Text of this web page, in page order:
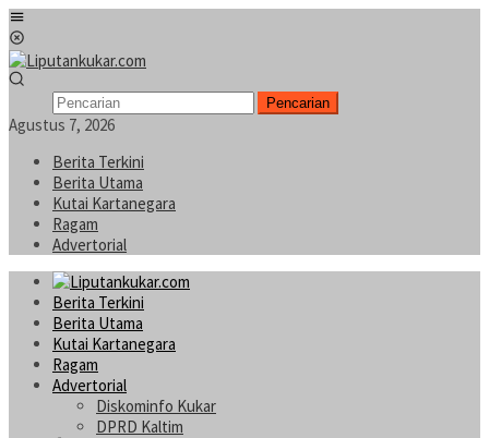
Loncat
ke
konten
Pencarian
Agustus 7, 2026
Berita Terkini
Berita Utama
Kutai Kartanegara
Ragam
Advertorial
Berita Terkini
Berita Utama
Kutai Kartanegara
Ragam
Advertorial
Diskominfo Kukar
DPRD Kaltim